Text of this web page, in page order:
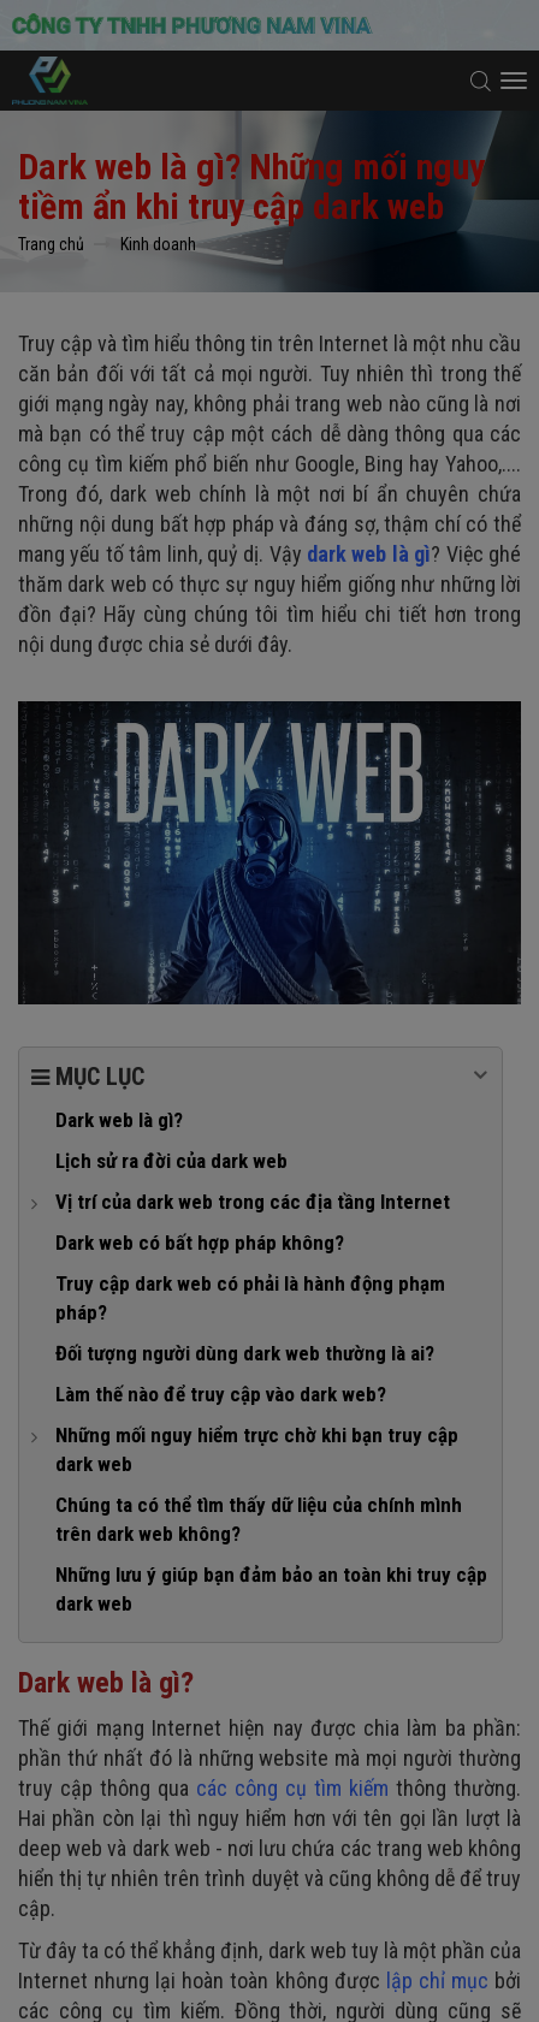
Dark web là gì? Những mối nguy
tiềm ẩn khi truy cập dark web
Trang chủ Kinh doanh
Truy cập và tìm hiểu thông tin trên Internet là một nhu cầu
căn bản đối với tất cả mọi người. Tuy nhiên thì trong thế
giới mạng ngày nay, không phải trang web nào cũng là nơi
mà bạn có thể truy cập một cách dễ dàng thông qua các
công cụ tìm kiếm phổ biến như Google, Bing hay Yahoo,....
Trong đó, dark web chính là một nơi bí ẩn chuyên chứa
những nội dung bất hợp pháp và đáng sợ, thậm chí có thể
mang yếu tố tâm linh, quỷ dị. Vậy dark web là gì? Việc ghé
thăm dark web có thực sự nguy hiểm giống như những lời
đồn đại? Hãy cùng chúng tôi tìm hiểu chi tiết hơn trong
nội dung được chia sẻ dưới đây.
MỤC LỤC
Dark web là gì?
Lịch sử ra đời của dark web
Vị trí của dark web trong các địa tầng Internet
1. Surface web
2. Deep web
3. Dark web
Dark web có bất hợp pháp không?
Truy cập dark web có phải là hành động phạm
pháp?
Đối tượng người dùng dark web thường là ai?
Làm thế nào để truy cập vào dark web?
Những mối nguy hiểm trực chờ khi bạn truy cập
dark web
1. Bị nhiễm mã độc
2. Bị ám ảnh bởi những nội dung đen tối
3. Nguy cơ đối mặt với những hậu quả pháp lý
4. Nguy cơ bị lừa đảo tài chính
Chúng ta có thể tìm thấy dữ liệu của chính mình
trên dark web không?
Những lưu ý giúp bạn đảm bảo an toàn khi truy cập
dark web
Dark web là gì?
Thế giới mạng Internet hiện nay được chia làm ba phần:
phần thứ nhất đó là những website mà mọi người thường
truy cập thông qua các công cụ tìm kiếm thông thường.
Hai phần còn lại thì nguy hiểm hơn với tên gọi lần lượt là
deep web và dark web - nơi lưu chứa các trang web không
hiển thị tự nhiên trên trình duyệt và cũng không dễ để truy
cập.
Từ đây ta có thể khẳng định, dark web tuy là một phần của
Internet nhưng lại hoàn toàn không được lập chỉ mục bởi
các công cụ tìm kiếm. Đồng thời, người dùng cũng sẽ